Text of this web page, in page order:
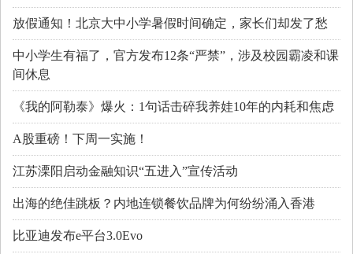
放假通知！北京大中小学暑假时间确定，家长们却发了愁
中小学生有福了，官方发布12条“严禁”，涉及校园霸凌和课
间休息
《我的阿勒泰》爆火：1句话击碎我养娃10年的内耗和焦虑
A股重磅！下周一实施！
江苏溧阳启动金融知识“五进入”宣传活动
出海的绝佳跳板？内地连锁餐饮品牌为何纷纷涌入香港
比亚迪发布e平台3.0Evo